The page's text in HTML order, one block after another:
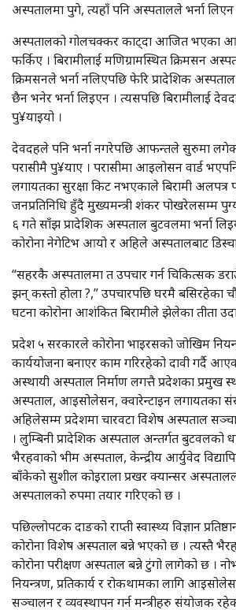
अस्पतालमा पुगे, त्यहाँ पनि अस्पतालले भर्ना लिएन
अस्पतालको गोलचक्कर काट्दा आजित भएका
फर्किए । बिरामीलाई मणिग्रामस्थित क्रिमसन
क्रिमसनले भर्ना नलिएपछि फेरि प्रादेशिक
छैन भनेर भर्ना लिइएन । त्यसपछि बिरामीलाई
पु¥याइयो ।
देवदहले पनि भर्ना नगरेपछि आफन्तले सुरुमा
परासीमै पु¥याए । परासीमा आइलोसन वार्ड
लगायतका सुरक्षा किट नभएकाले बिरामी अलपत्र
जनप्रतिनिधि हुँदै मुख्यमन्त्री शंकर पोखरेलसम्म
६ गते साँझ प्रादेशिक अस्पताल बुटवलमा भर्ना
कोरोना नेगेटिभ आयो र अहिले अस्पतालबाट
“सहरकै अस्पतालमा त उपचार गर्न चिकित्सक
झन् कस्तो होला ?,” उपचारपछि घरमै बसिरहेका
घटना कोरोना आशंकित बिरामीले झेलेका तीता
प्रदेश ५ सरकारले कोरोना भाइरसको जोखिम
कार्ययोजना बनाएर काम गरिरहेको दावी गर्दै
अस्थायी अस्पताल निर्माण लगत्तै प्रदेशका प्रमुख
अस्पताल, आइसोलेसन, क्वारेन्टाइन लगायतका
अहिलेसम्म प्रदेशमा चारवटा विशेष अस्पताल
। लुम्बिनी प्रादेशिक अस्पताल अन्तर्गत बुटवलको
भैरहवाको भीम अस्पताल, केन्द्रीय आर्युवेद
बाँकेको सुशील कोइराला प्रखर क्यान्सर
अस्पतालको रुपमा तयार गरिएको छ ।
पछिल्लोपटक दाङको राप्ती स्वास्थ्य विज्ञान
कोरोना विशेष अस्पताल बन्ने भएको छ । त्यस्तै
कोरोना परीक्षण अस्पताल बन्ने टुंगो लागेको छ ।
नियन्त्रण, प्रतिकार्य र रोकथामका लागि
सञ्चालन र व्यवस्थापन गर्न मन्त्रीहरु संयोजक